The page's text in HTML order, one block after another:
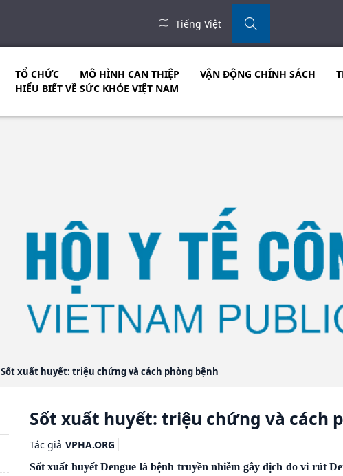
Tiếng Việt
TỔ CHỨC MÔ HÌNH CAN THIỆP VẬN ĐỘNG CHÍNH SÁCH
HIỂU BIẾT VỀ SỨC KHỎE VIỆT NAM
Sốt xuất huyết: triệu chứng và cách phòng bệnh
Sốt xuất huyết: triệu chứng và cách
Tác giả VPHA.ORG
Sốt xuất huyết Dengue là bệnh truyền nhiễm gây dịch do vi rút